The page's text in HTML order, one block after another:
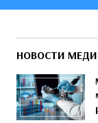
НОВОСТИ